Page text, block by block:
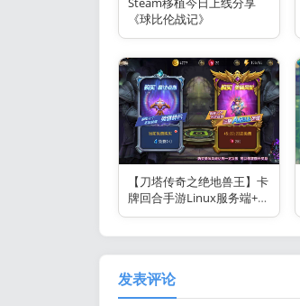
《球比伦战记》
【刀塔传奇之绝地兽王】卡
牌回合手游Linux服务端+安
卓+GM后台+架设教程
发表评论